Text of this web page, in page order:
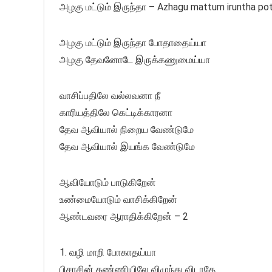
அழகு மட்டும் இருந்தா – Azhagu mattum iruntha
அழகு மட்டும் இருந்தா போதாதைய்யா
அழகு தேவனோடே இருக்கணுமைய்யா
வாசிப்பதிலே வல்லவனா நீ
காரியத்திலே கெட்டிக்காரனா
தேவ ஆவியால் நிறைய வேண்டுமே
தேவ ஆவியால் இயங்க வேண்டுமே
ஆவியோடும் பாடுகிறேன்
உண்மையோடும் வாசிக்கிறேன்
ஆண்டவரை ஆராதிக்கிறேன் – 2
1. வழி மாறி போகாதய்யா
பிசாசின் கண்ணியிலே விழுந்து விடாதே